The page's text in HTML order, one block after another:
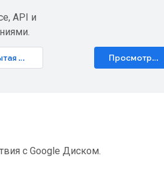
API и
Открытая интерактивная лаборатория Просмотреть каталог
с Google Диском.